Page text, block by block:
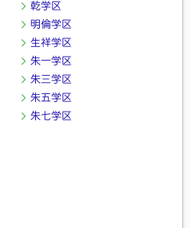
乾学区
明倫学区
生祥学区
朱一学区
朱三学区
朱五学区
朱七学区